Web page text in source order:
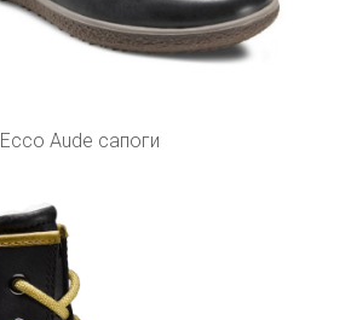
Ecco Aude сапоги